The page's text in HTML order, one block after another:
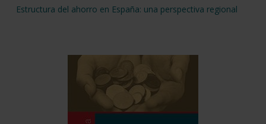
Estructura del ahorro en España: una perspectiva regional